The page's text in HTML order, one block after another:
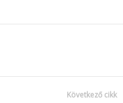
Következő cikk